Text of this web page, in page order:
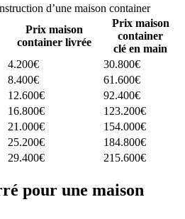
d’une maison container
Prix maison
container livrée
Prix maison
container
clé en main
4.200€
30.800€
8.400€
61.600€
12.600€
92.400€
16.800€
123.200€
21.000€
154.000€
25.200€
184.800€
29.400€ 215.600€
pour une maison